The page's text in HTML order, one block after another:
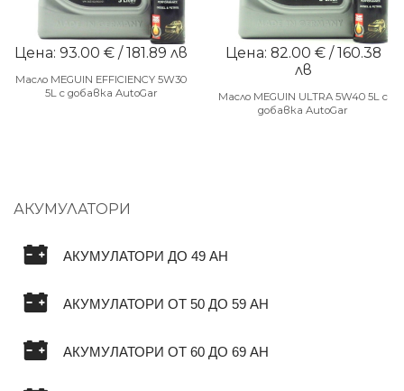
Цена: 93.00 € / 181.89 лв
Масло MEGUIN EFFICIENCY 5W30
5L с добавка AutoGar
Цена: 82.00 € / 160.38
лв
Масло MEGUIN ULTRA 5W40 5L с
добавка AutoGar
АКУМУЛАТОРИ
АКУМУЛАТОРИ ДО 49 AH
АКУМУЛАТОРИ ОТ 50 ДО 59 AH
АКУМУЛАТОРИ ОТ 60 ДО 69 AH